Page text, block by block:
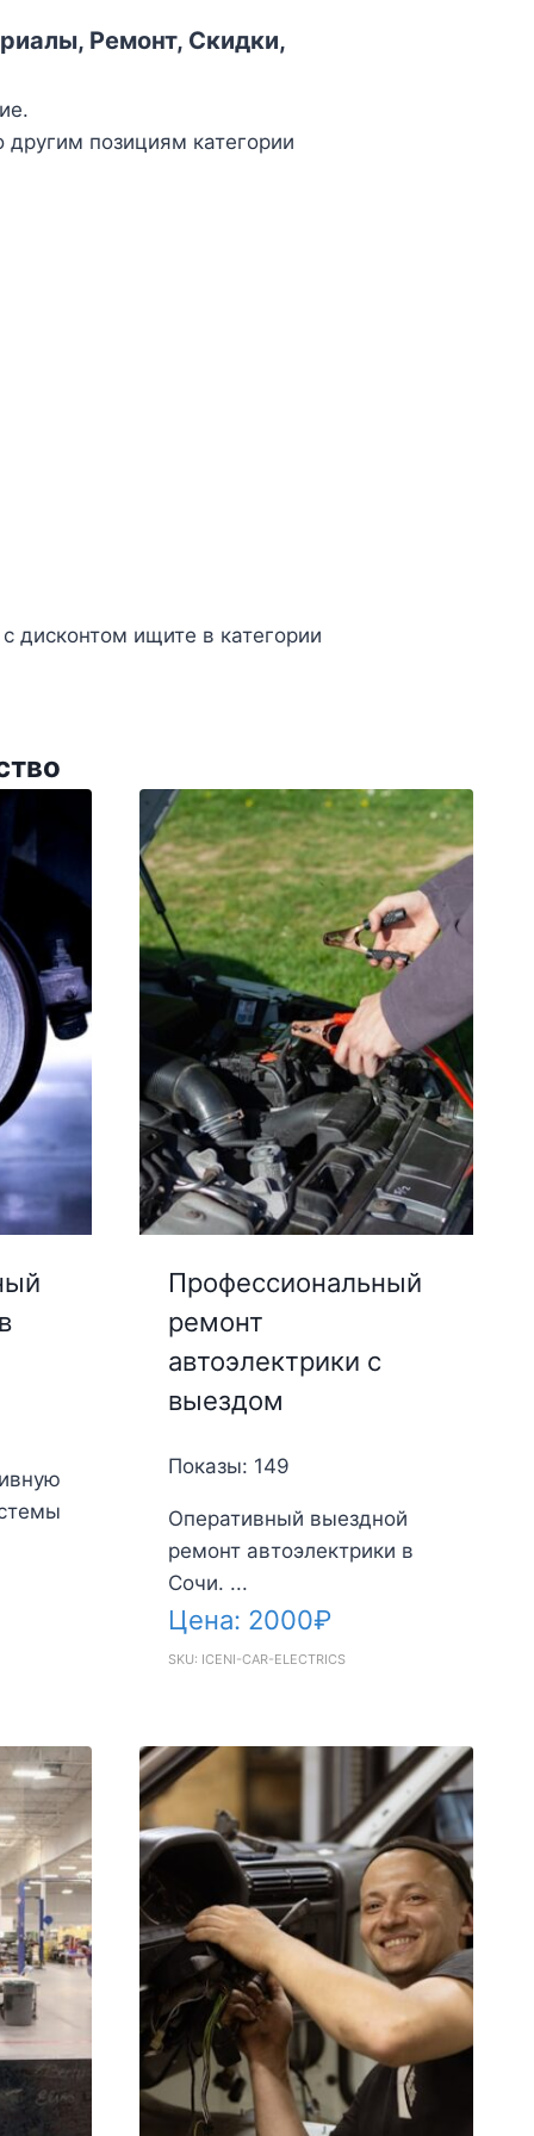
Ремонт, Скидки,
позициям категории
дисконтом ищите в категории
Профессиональный
ремонт
автоэлектрики с
выездом
Показы: 149
Оперативный выездной
ремонт автоэлектрики в
Сочи. ...
Цена: 2000₽
SKU: ICENI-CAR-ELECTRICS